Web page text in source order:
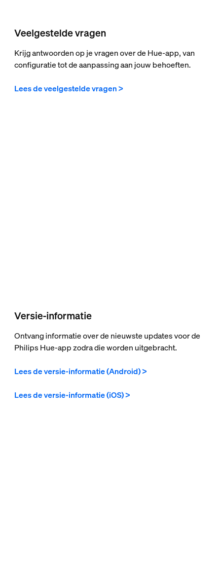
Veelgestelde vragen
Krijg antwoorden op je vragen over de Hue-app, van
configuratie tot de aanpassing aan jouw behoeften.
Lees de veelgestelde vragen >
Versie-informatie
Ontvang informatie over de nieuwste updates voor de
Philips Hue-app zodra die worden uitgebracht.
Lees de versie-informatie (Android) >
Lees de versie-informatie (iOS) >